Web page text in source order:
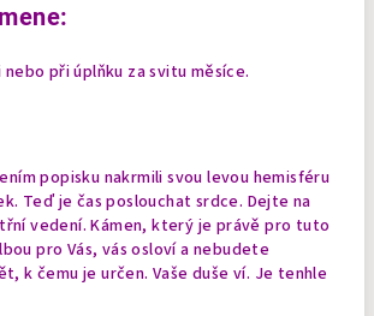
nebo při úplňku za svitu měsíce.
popisku nakrmili svou levou hemisféru
Teď je čas poslouchat srdce. Dejte na
vedení. Kámen, který je právě pro tuto
pro Vás, vás osloví a nebudete
k čemu je určen. Vaše duše ví. Je tenhle